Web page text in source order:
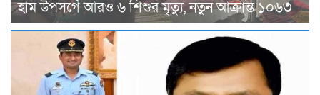
হাম উপসর্গে আরও ৬ শিশুর মৃত্যু, নতুন আক্রান্ত ১০৬৩